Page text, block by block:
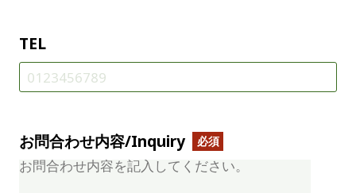
TEL
お問合わせ内容/Inquiry